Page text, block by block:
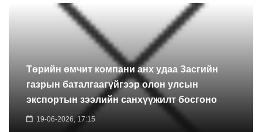
Төрийн өмчит компани анх удаа Засгийн
газрын баталгаагүйгээр олон улсын
экспортын зээлийн санхүүжилт босгоно
19-06-2026, 17:15